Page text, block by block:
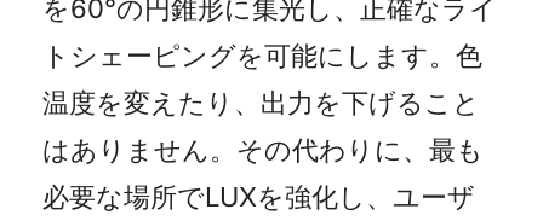
を60°の円錐形に集光し、正確なライ
トシェーピングを可能にします。色
温度を変えたり、出力を下げること
はありません。その代わりに、最も
必要な場所でLUXを強化し、ユーザ